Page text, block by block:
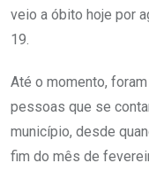
veio a óbito hoje por
19.
Até o momento,
pessoas que se
município, desde
fim do mês de